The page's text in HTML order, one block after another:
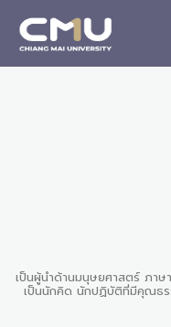
เป็นผู้นำด้านมนุษยศาสตร์ ภาษ
เป็นนักคิด นักปฏิบัติที่มีคุณธร